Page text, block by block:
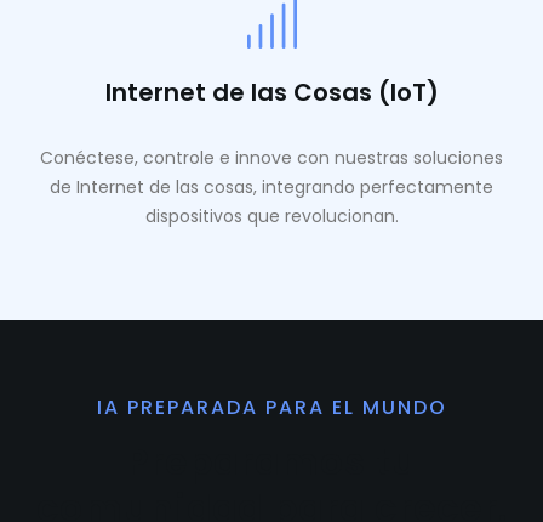
Internet de las Cosas (IoT)
Conéctese, controle e innove con nuestras soluciones
de Internet de las cosas, integrando perfectamente
dispositivos que revolucionan.
IA PREPARADA PARA EL MUNDO